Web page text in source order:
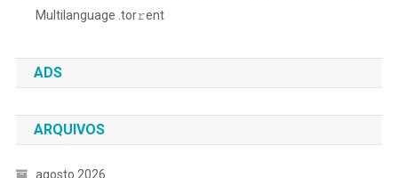
Multilanguage .tоr𝚛еnt
ADS
ARQUIVOS
agosto 2026